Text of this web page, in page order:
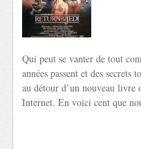
Qui peut se vanter de tout
années passent et des
au détour d’un nouveau
Internet. En voici cent que